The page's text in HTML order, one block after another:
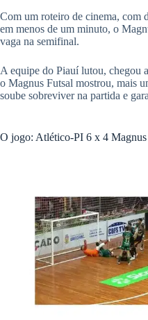
​Com um roteiro de cinema, com
em menos de um minuto, o
vaga na semifinal.
A equipe do Piauí lutou, chegou
o Magnus Futsal mostrou, mais
soube sobreviver na partida e
O jogo: Atlético-PI 6 x 4 Magnus